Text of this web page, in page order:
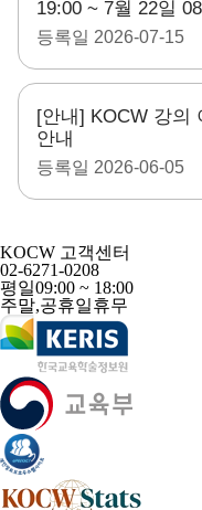
19:00 ~ 7월 22일
등록일 2026-07-15
[안내] KOCW 강의
안내
등록일 2026-06-05
KOCW 고객센터
02-6271-0208
평일09:00 ~ 18:00
주말,공휴일휴무